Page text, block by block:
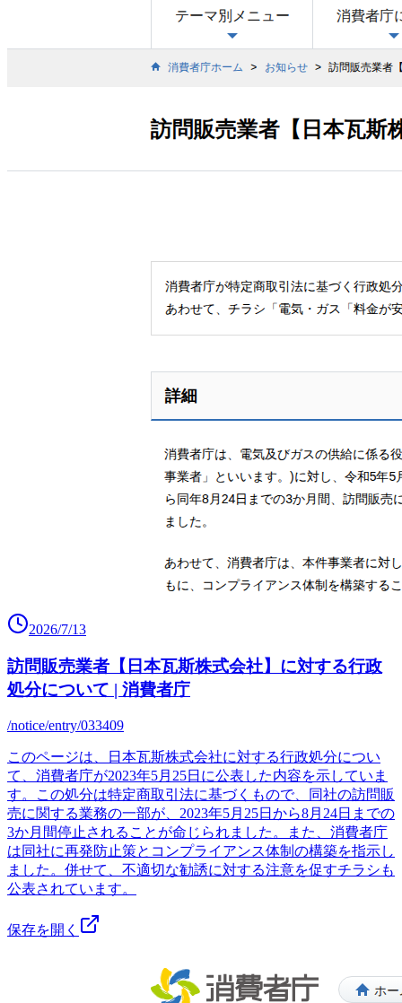
2026/7/13
訪問販売業者【日本瓦斯株式会社】に対する行政
処分について | 消費者庁
/notice/entry/033409
このページは、日本瓦斯株式会社に対する行政処分につい
て、消費者庁が2023年5月25日に公表した内容を示していま
す。この処分は特定商取引法に基づくもので、同社の訪問販
売に関する業務の一部が、2023年5月25日から8月24日までの
3か月間停止されることが命じられました。また、消費者庁
は同社に再発防止策とコンプライアンス体制の構築を指示し
ました。併せて、不適切な勧誘に対する注意を促すチラシも
公表されています。
保存を開く